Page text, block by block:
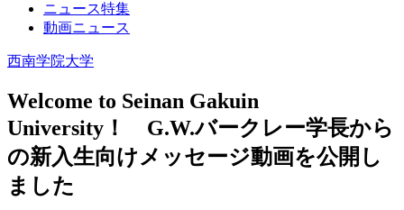
ニュース特集
動画ニュース
西南学院大学
Welcome to Seinan Gakuin
University！ G.W.バークレー学長から
の新入生向けメッセージ動画を公開し
ました